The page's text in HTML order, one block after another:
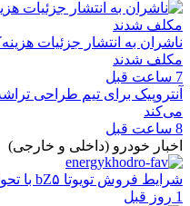
ناشران به انتشار جزئیات
مکلف شدند
7 ساعت قبل
آنتروپیک برای تیم طراحی
می‌کند
8 ساعت قبل
اخبار خودرو (داخلی و خارجی)
شرایط فروش تویوتا bZ۵ با تحویل ۷ روزه اعلام شد – مرداد ۱۴۰۵
1 روز قبل